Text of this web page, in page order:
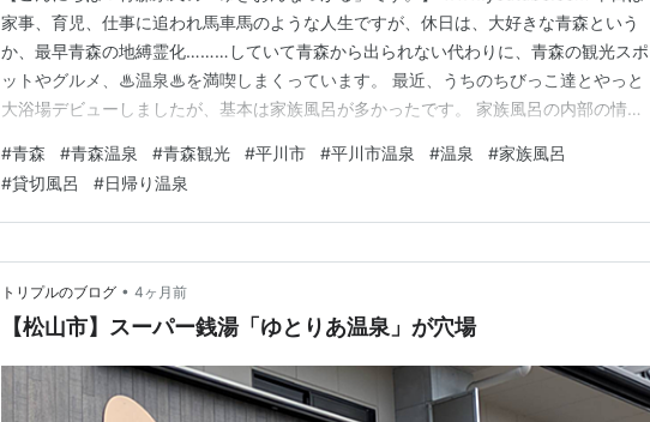
家事、育児、仕事に追われ馬車馬のような人生ですが、休日は、大好きな青森という
か、最早青森の地縛霊化………していて青森から出られない代わりに、青森の観光スポ
ットやグルメ、♨温泉♨を満喫しまくっています。 最近、うちのちびっこ達とやっと
大浴場デビューしましたが、基本は家族風呂が多かったです。 家族風呂の内部の情報
を機会に、これまで行った青森の家族風呂や温泉、グルメを紹介していけたらよいなぁ
と思いブログを始めました。良かったら色々情…
#青森 #青森温泉 #青森観光 #平川市 #平川市温泉 #温泉 #家族風呂
#貸切風呂 #日帰り温泉
トリプルのブログ • 4ヶ月前
【松山市】スーパー銭湯「ゆとりあ温泉」が穴場